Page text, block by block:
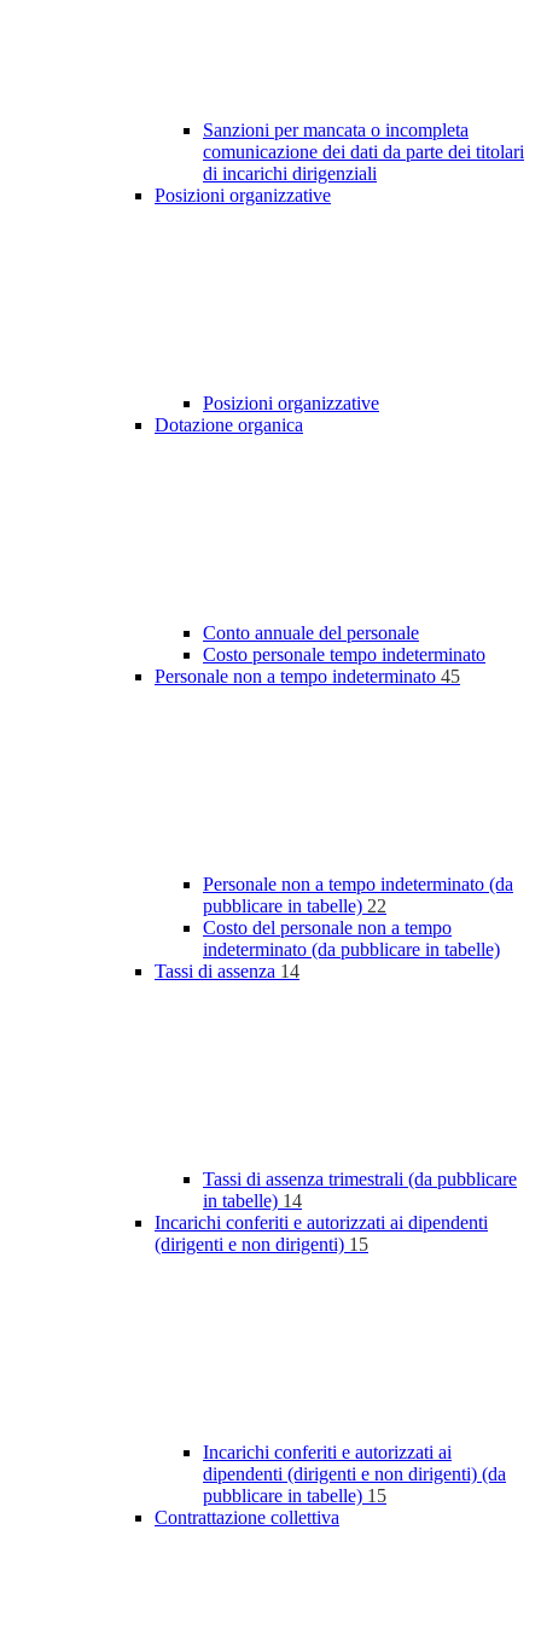
Sanzioni per mancata o incompleta
comunicazione dei dati da parte dei titolari
di incarichi dirigenziali
Posizioni organizzative
Posizioni organizzative
Dotazione organica
Conto annuale del personale
Costo personale tempo indeterminato
Personale non a tempo indeterminato 45
Personale non a tempo indeterminato (da
pubblicare in tabelle) 22
Costo del personale non a tempo
indeterminato (da pubblicare in tabelle)
Tassi di assenza 14
Tassi di assenza trimestrali (da pubblicare
in tabelle) 14
Incarichi conferiti e autorizzati ai dipendenti
(dirigenti e non dirigenti) 15
Incarichi conferiti e autorizzati ai
dipendenti (dirigenti e non dirigenti) (da
pubblicare in tabelle) 15
Contrattazione collettiva